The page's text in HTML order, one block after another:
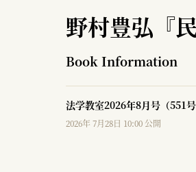
野村豊弘『
Book Information
法学教室2026年8月号（551
2026年 7月28日 10:00 公開